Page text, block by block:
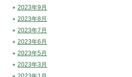
2023年9月
2023年8月
2023年7月
2023年6月
2023年5月
2023年3月